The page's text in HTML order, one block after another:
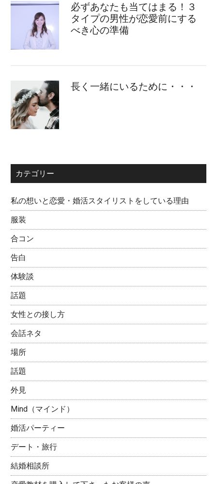
必ずあなたも当てはまる！３
タイプの男性が恋愛前にする
べき心の準備
長く一緒にいるために・・・
カテゴリー
私の想いと恋愛・婚活スタイリストをしている理由
服装
合コン
告白
体験談
話題
女性との接し方
会話ネタ
場所
話題
外見
Mind（マインド）
婚活パーティー
デート・旅行
結婚相談所